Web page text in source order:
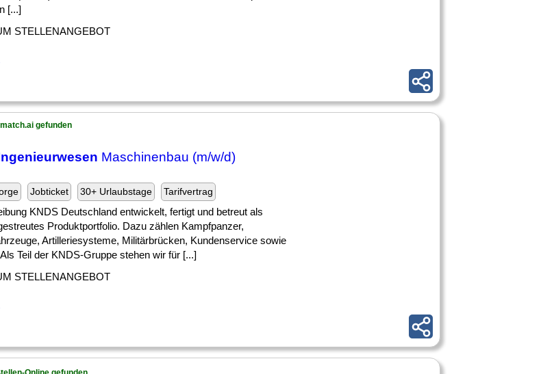
[...]
STELLENANGEBOT
gefunden
Maschinenbau (m/w/d)
Jobticket 30+ Urlaubstage Tarifvertrag
KNDS Deutschland entwickelt, fertigt und betreut als
Produktportfolio. Dazu zählen Kampfpanzer,
Artilleriesysteme, Militärbrücken, Kundenservice sowie
Teil der KNDS-Gruppe stehen wir für [...]
STELLENANGEBOT